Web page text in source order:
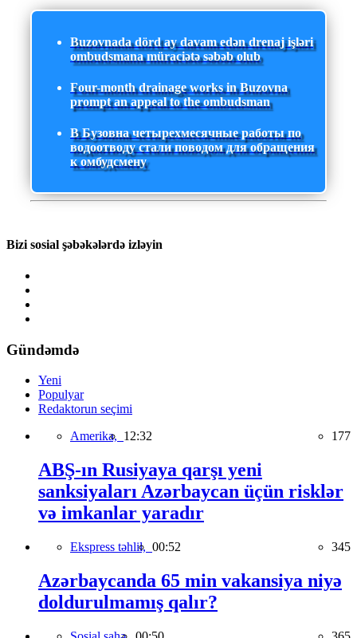
Buzovnada dörd ay davam edən drenaj işləri
ombudsmana müraciətə səbəb olub
Four-month drainage works in Buzovna
prompt an appeal to the ombudsman
В Бузовна четырехмесячные работы по
водоотводу стали поводом для обращения
к омбудсмену
Bizi sosial şəbəkələrdə izləyin
Gündəmdə
Yeni
Populyar
Redaktorun seçimi
Amerika, 12:32 177
ABŞ-ın Rusiyaya qarşı yeni
sanksiyaları Azərbaycan üçün risklər
və imkanlar yaradır
Ekspress təhlil, 00:52 345
Azərbaycanda 65 min vakansiya niyə
doldurulmamış qalır?